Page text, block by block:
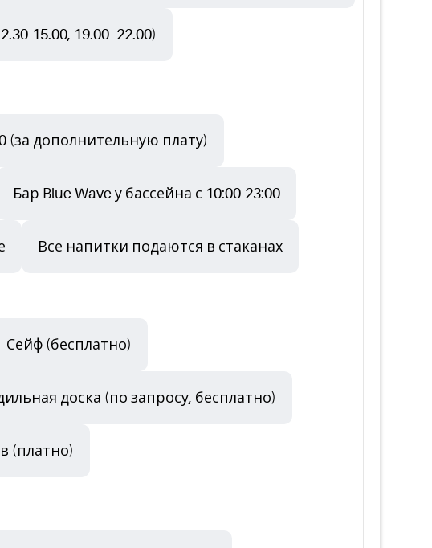
15.00, 19.00- 22.00)
(за дополнительную плату)
Бар Blue Wave у бассейна с 10:00-23:00
Все напитки подаются в стаканах
Сейф (бесплатно)
доска (по запросу, бесплатно)
(платно)